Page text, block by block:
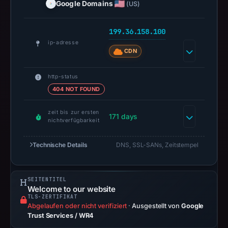
checked
location.
establish
cause.
records
Google
as
the
registrar.
Google Domains (US)
ip-adresse
199.36.158.100
CDN
http-status
404 NOT FOUND
zeit bis zur ersten
nichtverfügbarkeit
171 days
Technische Details DNS, SSL-SANs, Zeitstempel
SEITENTITEL
Welcome to our website
TLS-ZERTIFIKAT
Abgelaufen oder nicht verifiziert · Ausgestellt von Google
Trust Services / WR4